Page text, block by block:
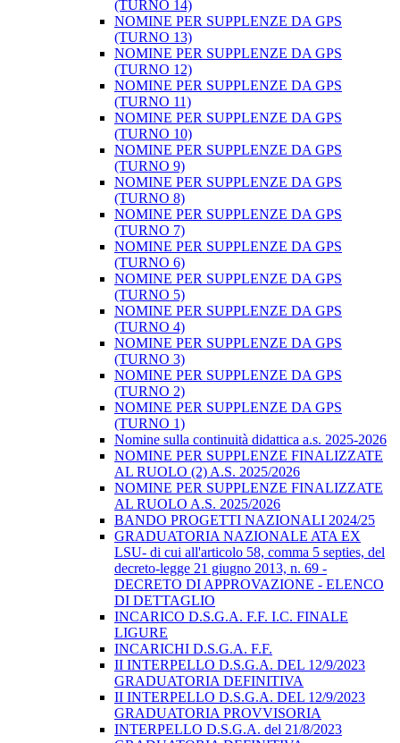
(TURNO 14)
NOMINE PER SUPPLENZE DA GPS
(TURNO 13)
NOMINE PER SUPPLENZE DA GPS
(TURNO 12)
NOMINE PER SUPPLENZE DA GPS
(TURNO 11)
NOMINE PER SUPPLENZE DA GPS
(TURNO 10)
NOMINE PER SUPPLENZE DA GPS
(TURNO 9)
NOMINE PER SUPPLENZE DA GPS
(TURNO 8)
NOMINE PER SUPPLENZE DA GPS
(TURNO 7)
NOMINE PER SUPPLENZE DA GPS
(TURNO 6)
NOMINE PER SUPPLENZE DA GPS
(TURNO 5)
NOMINE PER SUPPLENZE DA GPS
(TURNO 4)
NOMINE PER SUPPLENZE DA GPS
(TURNO 3)
NOMINE PER SUPPLENZE DA GPS
(TURNO 2)
NOMINE PER SUPPLENZE DA GPS
(TURNO 1)
Nomine sulla continuità didattica a.s. 2025-2026
NOMINE PER SUPPLENZE FINALIZZATE
AL RUOLO (2) A.S. 2025/2026
NOMINE PER SUPPLENZE FINALIZZATE
AL RUOLO A.S. 2025/2026
BANDO PROGETTI NAZIONALI 2024/25
GRADUATORIA NAZIONALE ATA EX
LSU- di cui all'articolo 58, comma 5 septies, del
decreto-legge 21 giugno 2013, n. 69 -
DECRETO DI APPROVAZIONE - ELENCO
DI DETTAGLIO
INCARICO D.S.G.A. F.F. I.C. FINALE
LIGURE
INCARICHI D.S.G.A. F.F.
II INTERPELLO D.S.G.A. DEL 12/9/2023
GRADUATORIA DEFINITIVA
II INTERPELLO D.S.G.A. DEL 12/9/2023
GRADUATORIA PROVVISORIA
INTERPELLO D.S.G.A. del 21/8/2023